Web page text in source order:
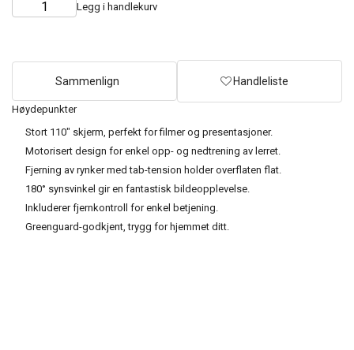
Høydepunkter
Stort 110" skjerm, perfekt for filmer og presentasjoner.
Motorisert design for enkel opp- og nedtrening av lerret.
Fjerning av rynker med tab-tension holder overflaten flat.
180° synsvinkel gir en fantastisk bildeopplevelse.
Inkluderer fjernkontroll for enkel betjening.
Greenguard-godkjent, trygg for hjemmet ditt.
Choose
Quantity Legg i handlekurv
Sammenlign Handleliste